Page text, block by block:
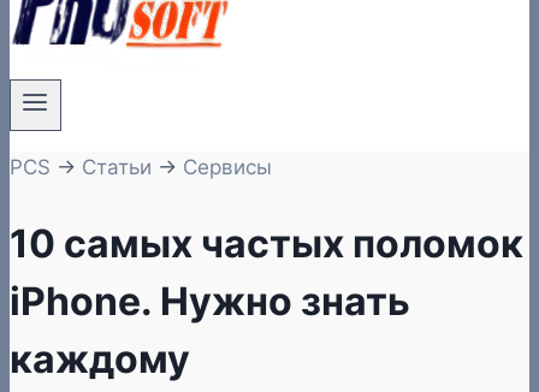
PCS → Статьи → Сервисы
10 самых частых поломок
iPhone. Нужно знать
каждому